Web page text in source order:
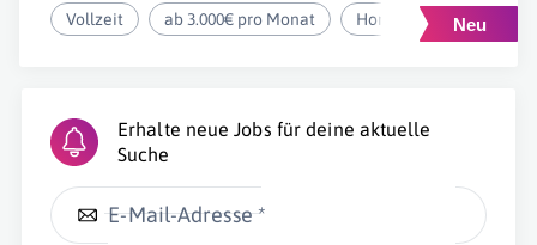
Vollzeit ab 3.000€ pro Monat Homeoffice
Erhalte neue Jobs für deine aktuelle
Suche
E-Mail-Adresse *